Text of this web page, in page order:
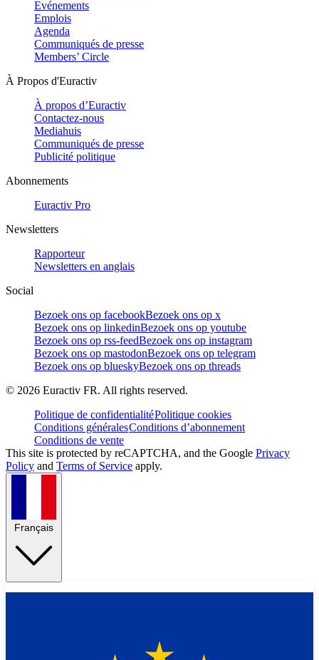
Evénements
Emplois
Agenda
Communiqués de presse
Members’ Circle
À Propos d'Euractiv
À propos d’Euractiv
Contactez-nous
Mediahuis
Communiqués de presse
Publicité politique
Abonnements
Euractiv Pro
Newsletters
Rapporteur
Newsletters en anglais
Social
Bezoek ons op facebookBezoek ons op x
Bezoek ons op linkedinBezoek ons op youtube
Bezoek ons op rss-feedBezoek ons op instagram
Bezoek ons op mastodonBezoek ons op telegram
Bezoek ons op blueskyBezoek ons op threads
© 2026 Euractiv FR. All rights reserved.
Politique de confidentialitéPolitique cookies
Conditions généralesConditions d’abonnement
Conditions de vente
This site is protected by reCAPTCHA, and the Google Privacy
Policy and Terms of Service apply.
Français